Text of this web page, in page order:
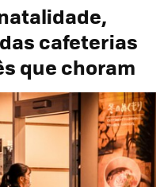
cafeterias
que choram